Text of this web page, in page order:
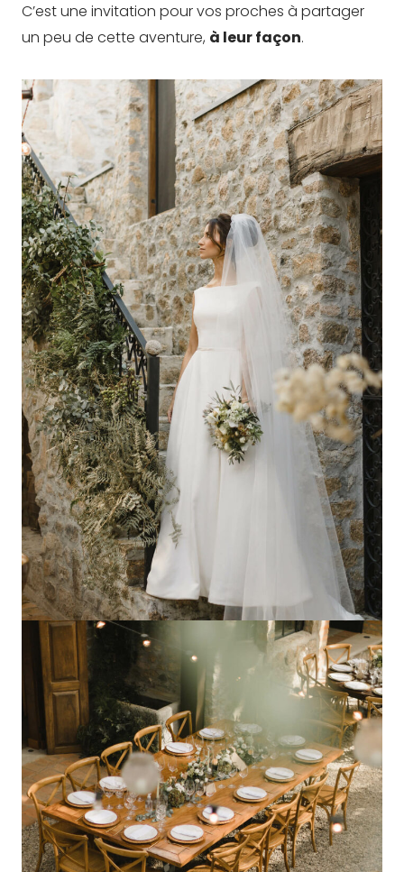
C’est une invitation pour vos proches à partager
un peu de cette aventure, à leur façon.